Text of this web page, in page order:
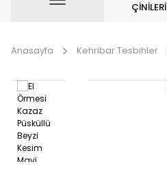
ÇİNİLERİ
Anasayfa Kehribar Tesbihler